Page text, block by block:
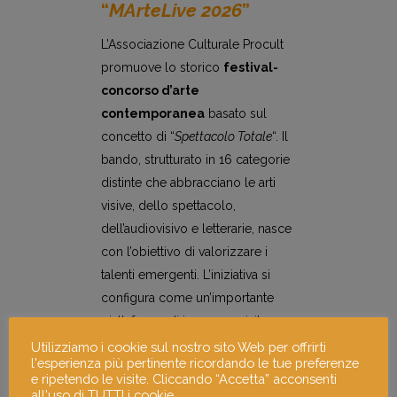
“MArteLive 2026”
L’Associazione Culturale Procult
promuove lo storico festival-
concorso d’arte
contemporaneabasato sul
concetto di “Spettacolo Totale“. Il
bando, strutturato in 16 categorie
distinte che abbracciano le arti
visive, dello spettacolo,
dell’audiovisivo e letterarie, nasce
con l’obiettivo di valorizzare i
talenti emergenti. L’iniziativa si
configura come un’importante
piattaforma di impegno civile e
coesione comunitaria, offrendo
agli artisti una vetrina per
esprimere lo spirito critico e
Utilizziamo i cookie sul nostro sito Web per offrirti
l'esperienza più pertinente ricordando le tue preferenze
e ripetendo le visite. Cliccando “Accetta” acconsenti